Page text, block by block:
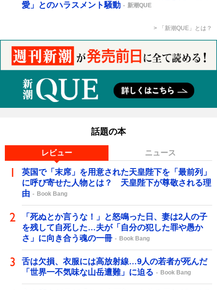
愛」とのハラスメント騒動
新潮QUE
「新潮QUE」とは？
話題の本
レビュー ニュース
英国で「末席」を用意された天皇陛下を「最前列」
に呼び寄せた人物とは？ 天皇陛下が尊敬される理
由
Book Bang
「死ぬとか言うな！」と怒鳴った日、妻は2人の子
を残して自死した…夫が「自分の犯した罪や愚か
さ」に向き合う魂の一冊
Book Bang
舌は欠損、衣服には高放射線…9人の若者が死んだ
「世界一不気味な山岳遭難」に迫る
Book Bang